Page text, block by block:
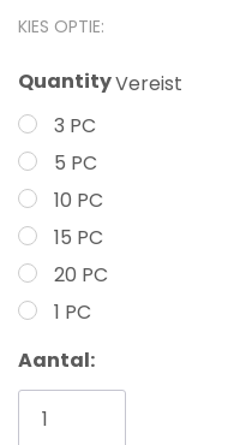
KIES OPTIE:
QuantityVereist
3 PC
5 PC
10 PC
15 PC
20 PC
1 PC
Huidige
voorraad:
Aantal: